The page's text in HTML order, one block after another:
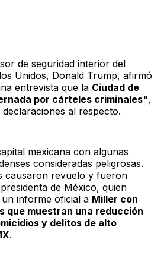
de seguridad interior del
Unidos, Donald Trump, afirmó
entrevista que la Ciudad de
por cárteles criminales",
al respecto.
mexicana con algunas
consideradas peligrosas.
causaron revuelo y fueron
de México, quien
informe oficial a Miller con
que muestran una reducción
y delitos de alto
.